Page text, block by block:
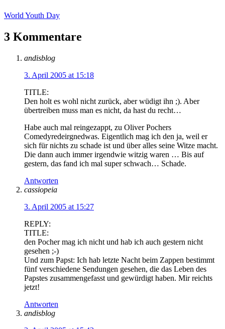
World Youth Day
3 Kommentare
andisblog
3. April 2005 at 15:18
TITLE:
Den holt es wohl nicht zurück, aber wüdigt ihn ;). Aber
übertreiben muss man es nicht, da hast du recht…
Habe auch mal reingezappt, zu Oliver Pochers
Comedyredeirgnedwas. Eigentlich mag ich den ja, weil er
sich für nichts zu schade ist und über alles seine Witze macht.
Die dann auch immer irgendwie witzig waren … Bis auf
gestern, das fand ich mal super schwach… Schade.
Antworten
cassiopeia
3. April 2005 at 15:27
REPLY:
TITLE:
den Pocher mag ich nicht und hab ich auch gestern nicht
gesehen ;-)
Und zum Papst: Ich hab letzte Nacht beim Zappen bestimmt
fünf verschiedene Sendungen gesehen, die das Leben des
Papstes zusammengefasst und gewürdigt haben. Mir reichts
jetzt!
Antworten
andisblog